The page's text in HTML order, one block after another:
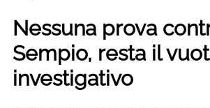
Nessuna prova
Sempio, resta il
investigativo